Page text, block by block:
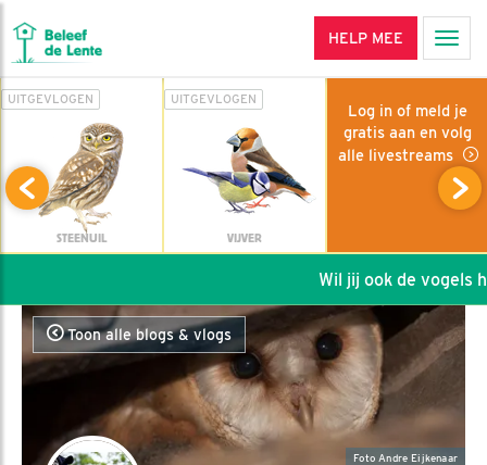
HELP MEE
UITGEVLOGEN
STEENUIL
UITGEVLOGEN
VIJVER
Log in of meld je
gratis aan en volg
alle livestreams
Wil jij ook de vogels
Toon alle blogs & vlogs
Foto Andre Eijkenaar